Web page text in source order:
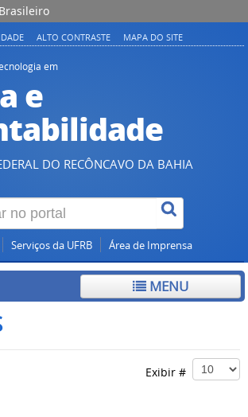
ALTO CONTRASTE MAPA DO SITE
em
e
DO RECÔNCAVO DA BAHIA
Serviços da UFRB Área de Imprensa
MENU
Exibir #